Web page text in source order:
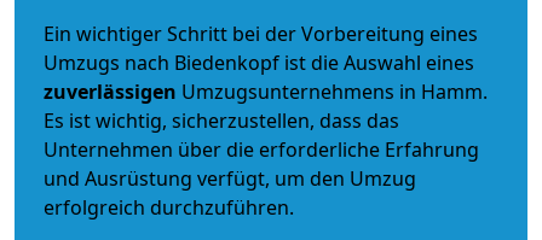
Ein wichtiger Schritt bei der Vorbereitung eines
Umzugs nach Biedenkopf ist die Auswahl eines
zuverlässigen Umzugsunternehmens in Hamm.
Es ist wichtig, sicherzustellen, dass das
Unternehmen über die erforderliche Erfahrung
und Ausrüstung verfügt, um den Umzug
erfolgreich durchzuführen.